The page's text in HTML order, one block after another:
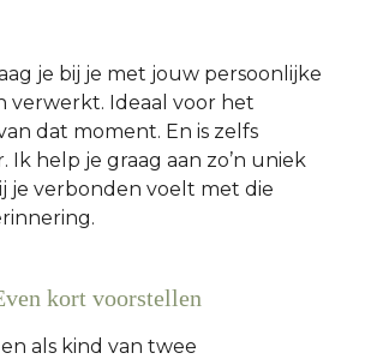
je bij je met jouw persoonlijke
verwerkt. Ideaal voor het
dat moment. En is zelfs
Ik help je graag aan zo’n uniek
je verbonden voelt met die
kort voorstellen
als kind van twee